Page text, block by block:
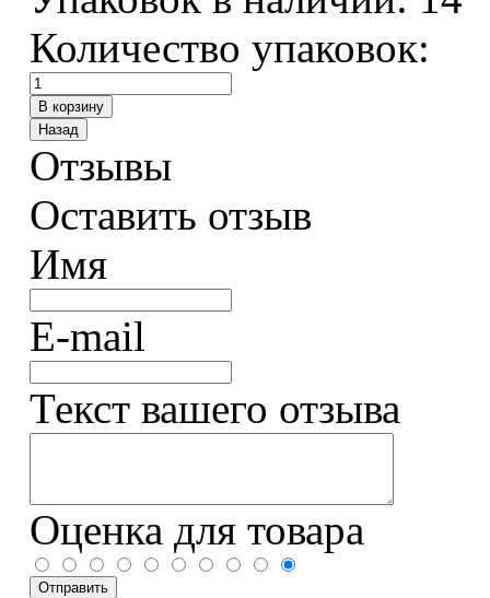
Количество упаковок:
Отзывы
Оставить отзыв
Имя
E-mail
Текст вашего отзыва
Оценка для товара